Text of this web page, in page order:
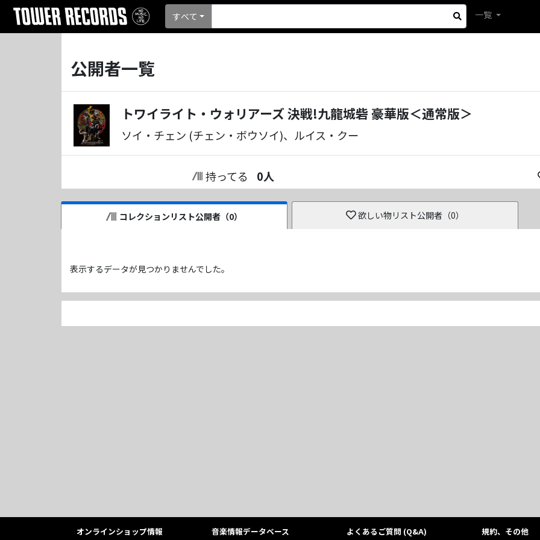
すべて 一覧
公開者一覧
トワイライト・ウォリアーズ 決戦!九龍城砦 豪華版＜通常版＞
ソイ・チェン (チェン・ボウソイ)、ルイス・クー
持ってる 0人
コレクションリスト公開者（0） 欲しい物リスト公開者（0）
表示するデータが見つかりませんでした。
オンラインショップ情報 音楽情報データベース よくあるご質問 (Q&A) 規約、その他